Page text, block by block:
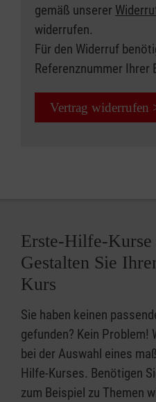
gemäß unserer
widerrufen.
Für den Widerruf
Referenznummer Ihrer
Vertrag widerrufen
Erste-Hilfe-Kurse
Gestalten Sie
Kurs
Sie haben keinen
gefunden? Kein Problem!
bei der Auswahl eines
Hilfe-Kurses. Benötigen
zum Beispiel zu Themen